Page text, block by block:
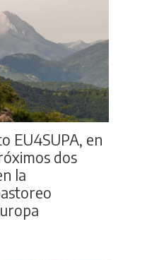
EU4SUPA, en
dos
la